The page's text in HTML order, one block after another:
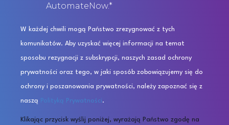
AutomateNow.*
W każdej chwili mogą Państwo zrezygnować z tych
komunikatów. Aby uzyskać więcej informacji na temat
sposobu rezygnacji z subskrypcji, naszych zasad ochrony
prywatności oraz tego, w jaki sposób zobowiązujemy się do
ochrony i poszanowania prywatności, należy zapoznać się z
naszą Polityką Prywatności.
Klikając przycisk wyślij poniżej, wyrażają Państwo zgodę na